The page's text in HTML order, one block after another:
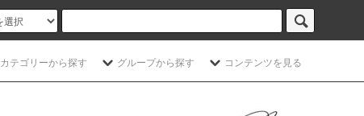
カテゴリーから探す グループから探す コンテンツを見る